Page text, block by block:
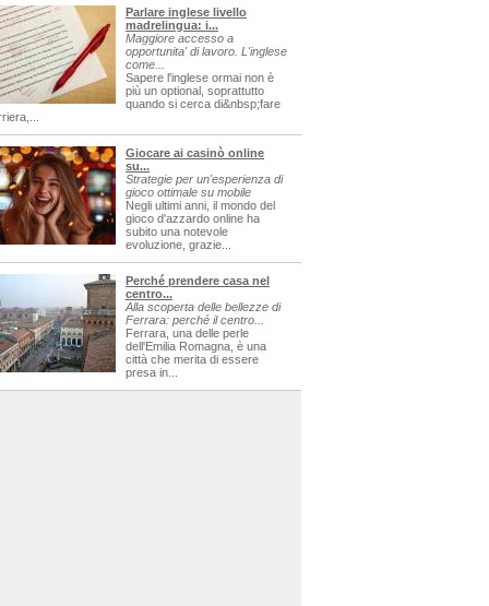
Parlare inglese livello
madrelingua: i...
Maggiore accesso a
opportunita' di lavoro. L'inglese
come...
Sapere l'inglese ormai non è
più un optional, soprattutto
quando si cerca di&nbsp;fare
Giocare ai casinò online
su...
Strategie per un'esperienza di
gioco ottimale su mobile
Negli ultimi anni, il mondo del
gioco d'azzardo online ha
subito una notevole
evoluzione, grazie...
Perché prendere casa nel
centro...
Alla scoperta delle bellezze di
Ferrara: perché il centro...
Ferrara, una delle perle
dell'Emilia Romagna, è una
città che merita di essere
presa in...